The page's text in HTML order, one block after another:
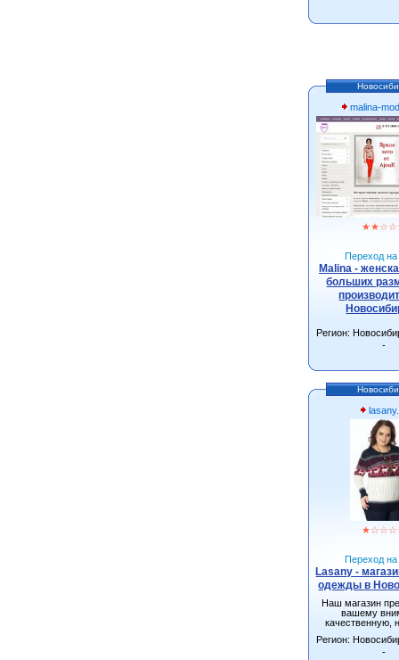
malina-
★★☆☆
Переход на
Malina -
больших
Регион:
-
★☆☆☆
Переход на
Lasany -
одежды в
Наш магазин
вашему
качественную,
Регион:
-